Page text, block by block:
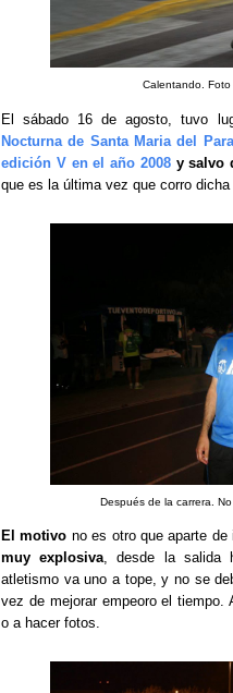
Calentando.
El sábado 16 de agosto, tuvo
Nocturna de Santa Maria del
edición V en el año 2008y salvo
que es la última vez que corro dicha
Después de la carrera.
El motivo no es otro que aparte
muy explosiva, desde la salida
atletismo va uno a tope, y no se
vez de mejorar empeoro el
o a hacer fotos.